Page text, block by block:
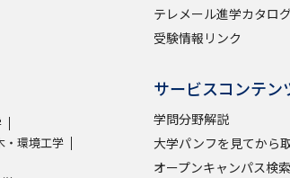
学問検索
学問分野解説 学問の教科書 夢ナビライ
・環境工学
テレメール進学カタロ
受験情報リンク
サービスコンテン
学問分野解説
大学パンフを見てから
オープンキャンパス検索